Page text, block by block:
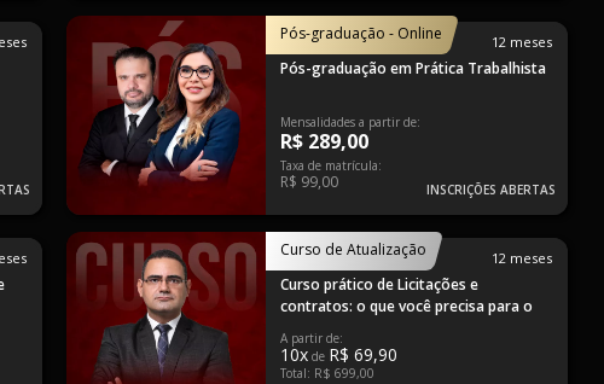
Pós-graduação - Online 12 meses
Pós-graduação em Prática Trabalhista
Mensalidades a partir de:
R$ 289,00
Taxa de matrícula:
R$ 99,00 INSCRIÇÕES ABERTAS
Curso de Atualização 12 meses
Curso prático de Licitações e
contratos: o que você precisa para o
A partir de:
10xde R$ 69,90
Total: R$ 699,00